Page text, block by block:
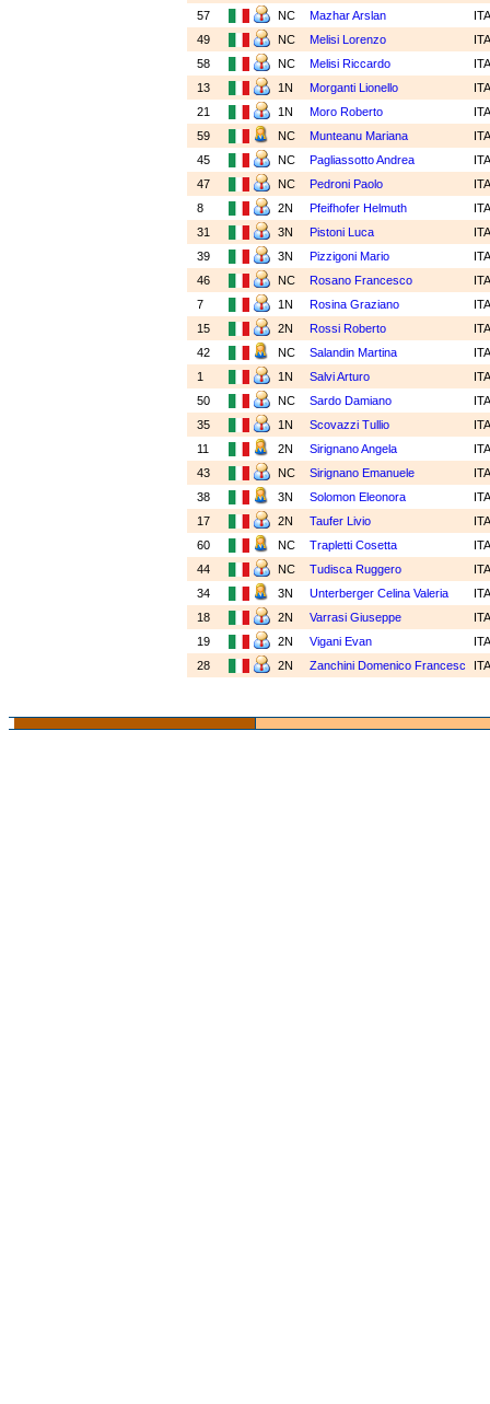
57
NC Mazhar Arslan
49
NC Melisi Lorenzo
58
NC Melisi Riccardo
13
1N Morganti Lionello
21
1N Moro Roberto
59
NC Munteanu Mariana
45
NC Pagliassotto Andrea
47
NC Pedroni Paolo
8
2N Pfeifhofer Helmuth
31
3N Pistoni Luca
39
3N Pizzigoni Mario
46
NC Rosano Francesco
7
1N Rosina Graziano
15
2N Rossi Roberto
42
NC Salandin Martina
1
1N Salvi Arturo
50
NC Sardo Damiano
35
1N Scovazzi Tullio
11
2N Sirignano Angela
43
NC Sirignano Emanuele
38
3N Solomon Eleonora
17
2N Taufer Livio
60
NC Trapletti Cosetta
44
NC Tudisca Ruggero
34
3N Unterberger Celina Valeria
18
2N Varrasi Giuseppe
19
2N Vigani Evan
28
2N Zanchini Domenico Francesc